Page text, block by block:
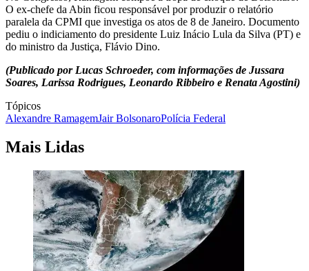
O ex-chefe da Abin ficou responsável por produzir o relatório
paralela da CPMI que investiga os atos de 8 de Janeiro. Documento
pediu o indiciamento do presidente Luiz Inácio Lula da Silva (PT) e
do ministro da Justiça, Flávio Dino.
(Publicado por Lucas Schroeder, com informações de Jussara
Soares, Larissa Rodrigues, Leonardo Ribbeiro e Renata Agostini)
Tópicos
Alexandre RamagemJair BolsonaroPolícia Federal
Mais Lidas